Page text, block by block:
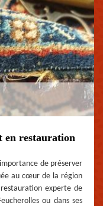
en restauration
de préserver
au cœur de la région
experte de
ou dans ses